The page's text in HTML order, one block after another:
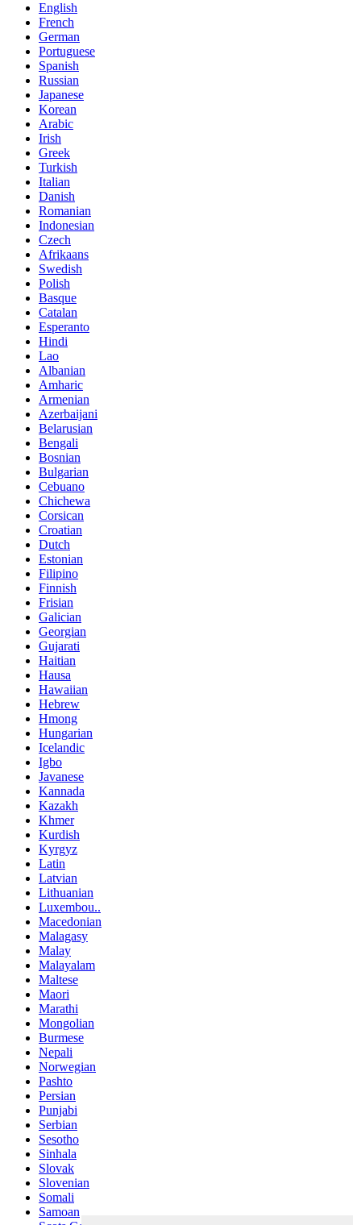
English
French
German
Portuguese
Spanish
Russian
Japanese
Korean
Arabic
Irish
Greek
Turkish
Italian
Danish
Romanian
Indonesian
Czech
Afrikaans
Swedish
Polish
Basque
Catalan
Esperanto
Hindi
Lao
Albanian
Amharic
Armenian
Azerbaijani
Belarusian
Bengali
Bosnian
Bulgarian
Cebuano
Chichewa
Corsican
Croatian
Dutch
Estonian
Filipino
Finnish
Frisian
Galician
Georgian
Gujarati
Haitian
Hausa
Hawaiian
Hebrew
Hmong
Hungarian
Icelandic
Igbo
Javanese
Kannada
Kazakh
Khmer
Kurdish
Kyrgyz
Latin
Latvian
Lithuanian
Luxembou..
Macedonian
Malagasy
Malay
Malayalam
Maltese
Maori
Marathi
Mongolian
Burmese
Nepali
Norwegian
Pashto
Persian
Punjabi
Serbian
Sesotho
Sinhala
Slovak
Slovenian
Somali
Samoan